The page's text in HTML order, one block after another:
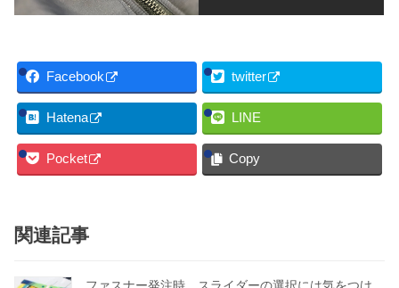
Facebook twitter
Hatena LINE
Pocket Copy
関連記事
ファスナー発注時、スライダーの選択には気をつけ